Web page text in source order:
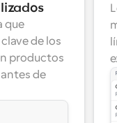
que
de los
productos
de